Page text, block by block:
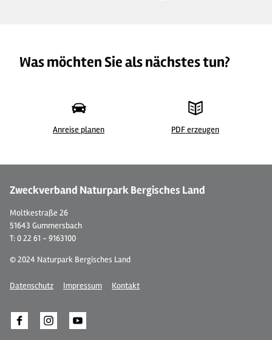
Was möchten Sie als nächstes tun?
Anreise planen PDF erzeugen
Zweckverband Naturpark Bergisches Land
Moltkestraße 26
51643 Gummersbach
T: 0 22 61 - 9163100
© 2024 Naturpark Bergisches Land
Datenschutz Impressum Kontakt